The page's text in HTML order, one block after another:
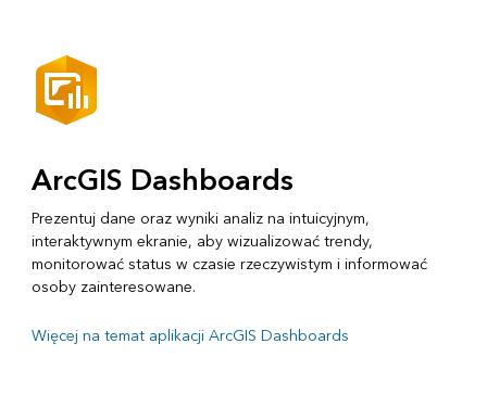
ArcGIS Dashboards
Prezentuj dane oraz wyniki analiz na intuicyjnym,
interaktywnym ekranie, aby wizualizować trendy,
monitorować status w czasie rzeczywistym i informować
osoby zainteresowane.
Więcej na temat aplikacji ArcGIS Dashboards